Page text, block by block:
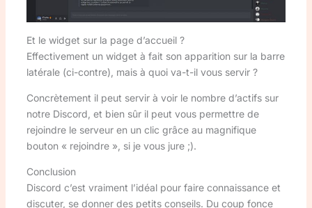
Et le widget sur la page d’accueil ?
Effectivement un widget à fait son apparition sur la barre
latérale (ci-contre), mais à quoi va-t-il vous servir ?
Concrètement il peut servir à voir le nombre d’actifs sur
notre Discord, et bien sûr il peut vous permettre de
rejoindre le serveur en un clic grâce au magnifique
bouton « rejoindre », si je vous jure ;).
Conclusion
Discord c’est vraiment l’idéal pour faire connaissance et
discuter, se donner des petits conseils. Du coup fonce